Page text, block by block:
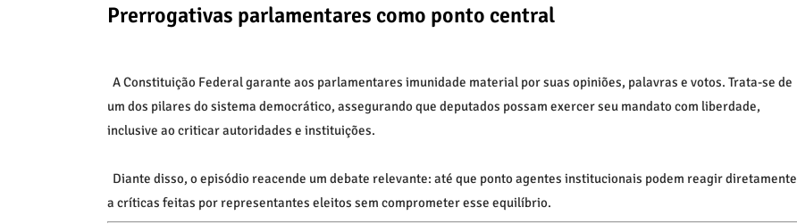
Prerrogativas parlamentares como ponto central
A Constituição Federal garante aos parlamentares imunidade material por suas opiniões, palavras e votos. Trata-se de
um dos pilares do sistema democrático, assegurando que deputados possam exercer seu mandato com liberdade,
inclusive ao criticar autoridades e instituições.
Diante disso, o episódio reacende um debate relevante: até que ponto agentes institucionais podem reagir diretamente
a críticas feitas por representantes eleitos sem comprometer esse equilíbrio.